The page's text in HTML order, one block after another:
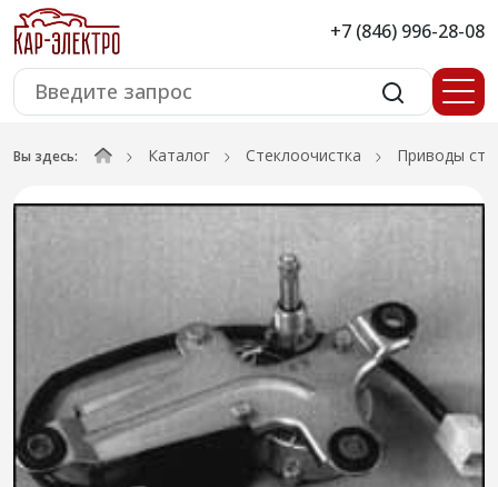
+7 (846) 996-28-08
Вы здесь: Каталог Стеклоочистка Приводы